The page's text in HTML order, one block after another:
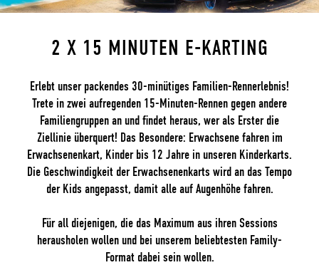
2 X 15 MINUTEN E-KARTING
Erlebt unser packendes 30-minütiges Familien-Rennerlebnis!
Trete in zwei aufregenden 15-Minuten-Rennen gegen andere
Familiengruppen an und findet heraus, wer als Erster die
Ziellinie überquert! Das Besondere: Erwachsene fahren im
Erwachsenenkart, Kinder bis 12 Jahre in unseren Kinderkarts.
Die Geschwindigkeit der Erwachsenenkarts wird an das Tempo
der Kids angepasst, damit alle auf Augenhöhe fahren.
Für all diejenigen, die das Maximum aus ihren Sessions
herausholen wollen und bei unserem beliebtesten Family-
Format dabei sein wollen.